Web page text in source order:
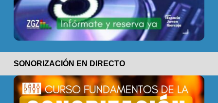
SONORIZACIÓN EN DIRECTO